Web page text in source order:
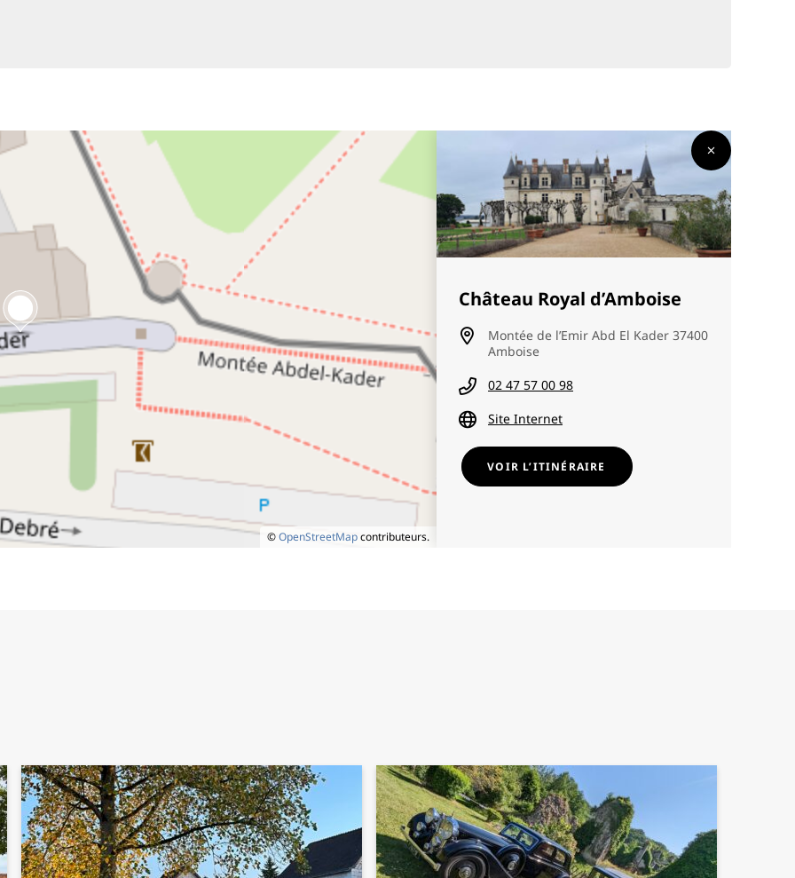
©OpenStreetMapcontributeurs.
Château Royal d’Amboise
Montée de l’Emir Abd El Kader 37400
Amboise
02 47 57 00 98
Site Internet
VOIR L’ITINÉRAIRE